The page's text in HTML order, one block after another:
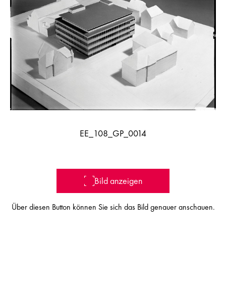
EE_108_GP_0014
Bild anzeigen
Über diesen Button können Sie sich das Bild genauer anschauen.